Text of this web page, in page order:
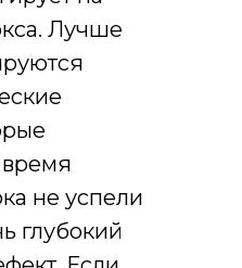
Лучше
не успели
глубокий